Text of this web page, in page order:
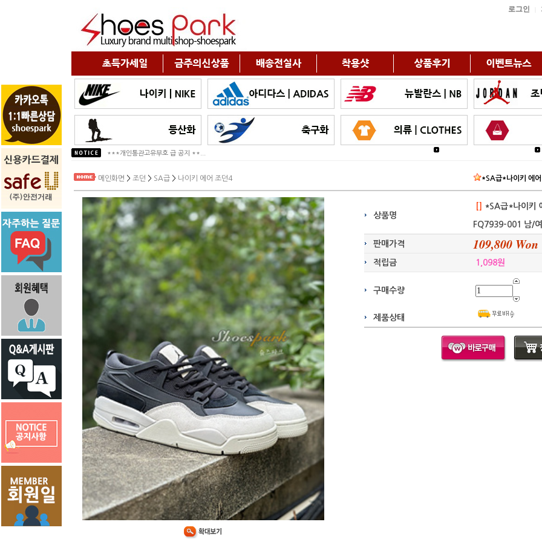
로그인
!!!2026년 구정휴무 공지!!!
***개인통관고유부호 급 공지 **...
메인화면 > 조던 > SA급 > 나이키 에어 조던4 *SA급*나이키 에
상품명
*SA급*나이키
FQ7939-001 남/여
판매가격 109,800 Won
적립금 1,098원
구매수량
제품상태